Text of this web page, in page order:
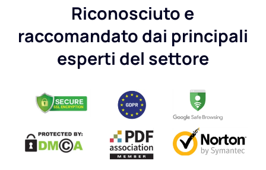
Riconosciuto e
raccomandato dai principali
esperti del settore